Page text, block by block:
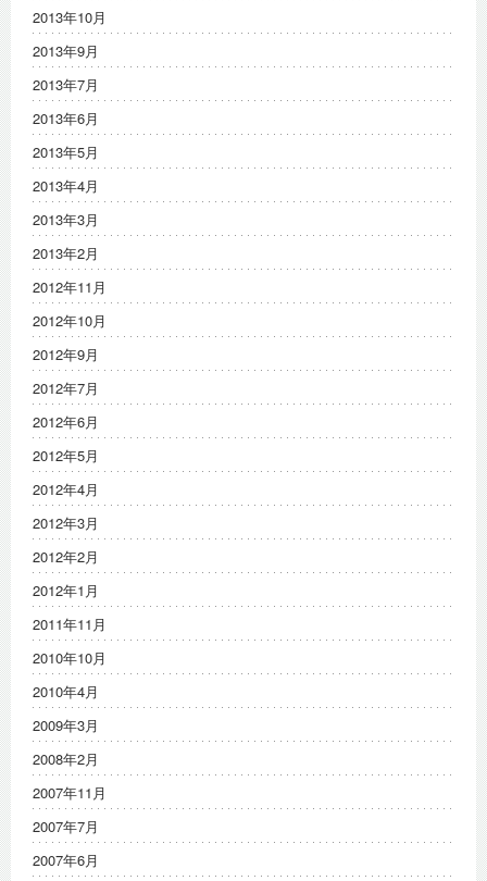
2013年10月
2013年9月
2013年7月
2013年6月
2013年5月
2013年4月
2013年3月
2013年2月
2012年11月
2012年10月
2012年9月
2012年7月
2012年6月
2012年5月
2012年4月
2012年3月
2012年2月
2012年1月
2011年11月
2010年10月
2010年4月
2009年3月
2008年2月
2007年11月
2007年7月
2007年6月